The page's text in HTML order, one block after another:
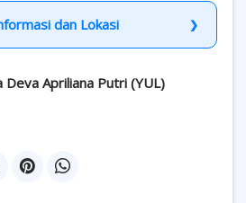
dan Lokasi
Deva Apriliana Putri (YUL)